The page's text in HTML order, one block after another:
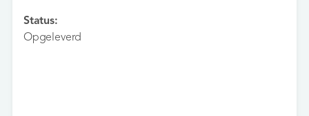
Status:
Opgeleverd